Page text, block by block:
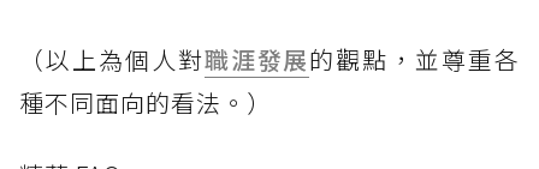
（以上為個人對職涯發展的觀點，並尊重各
種不同面向的看法。）